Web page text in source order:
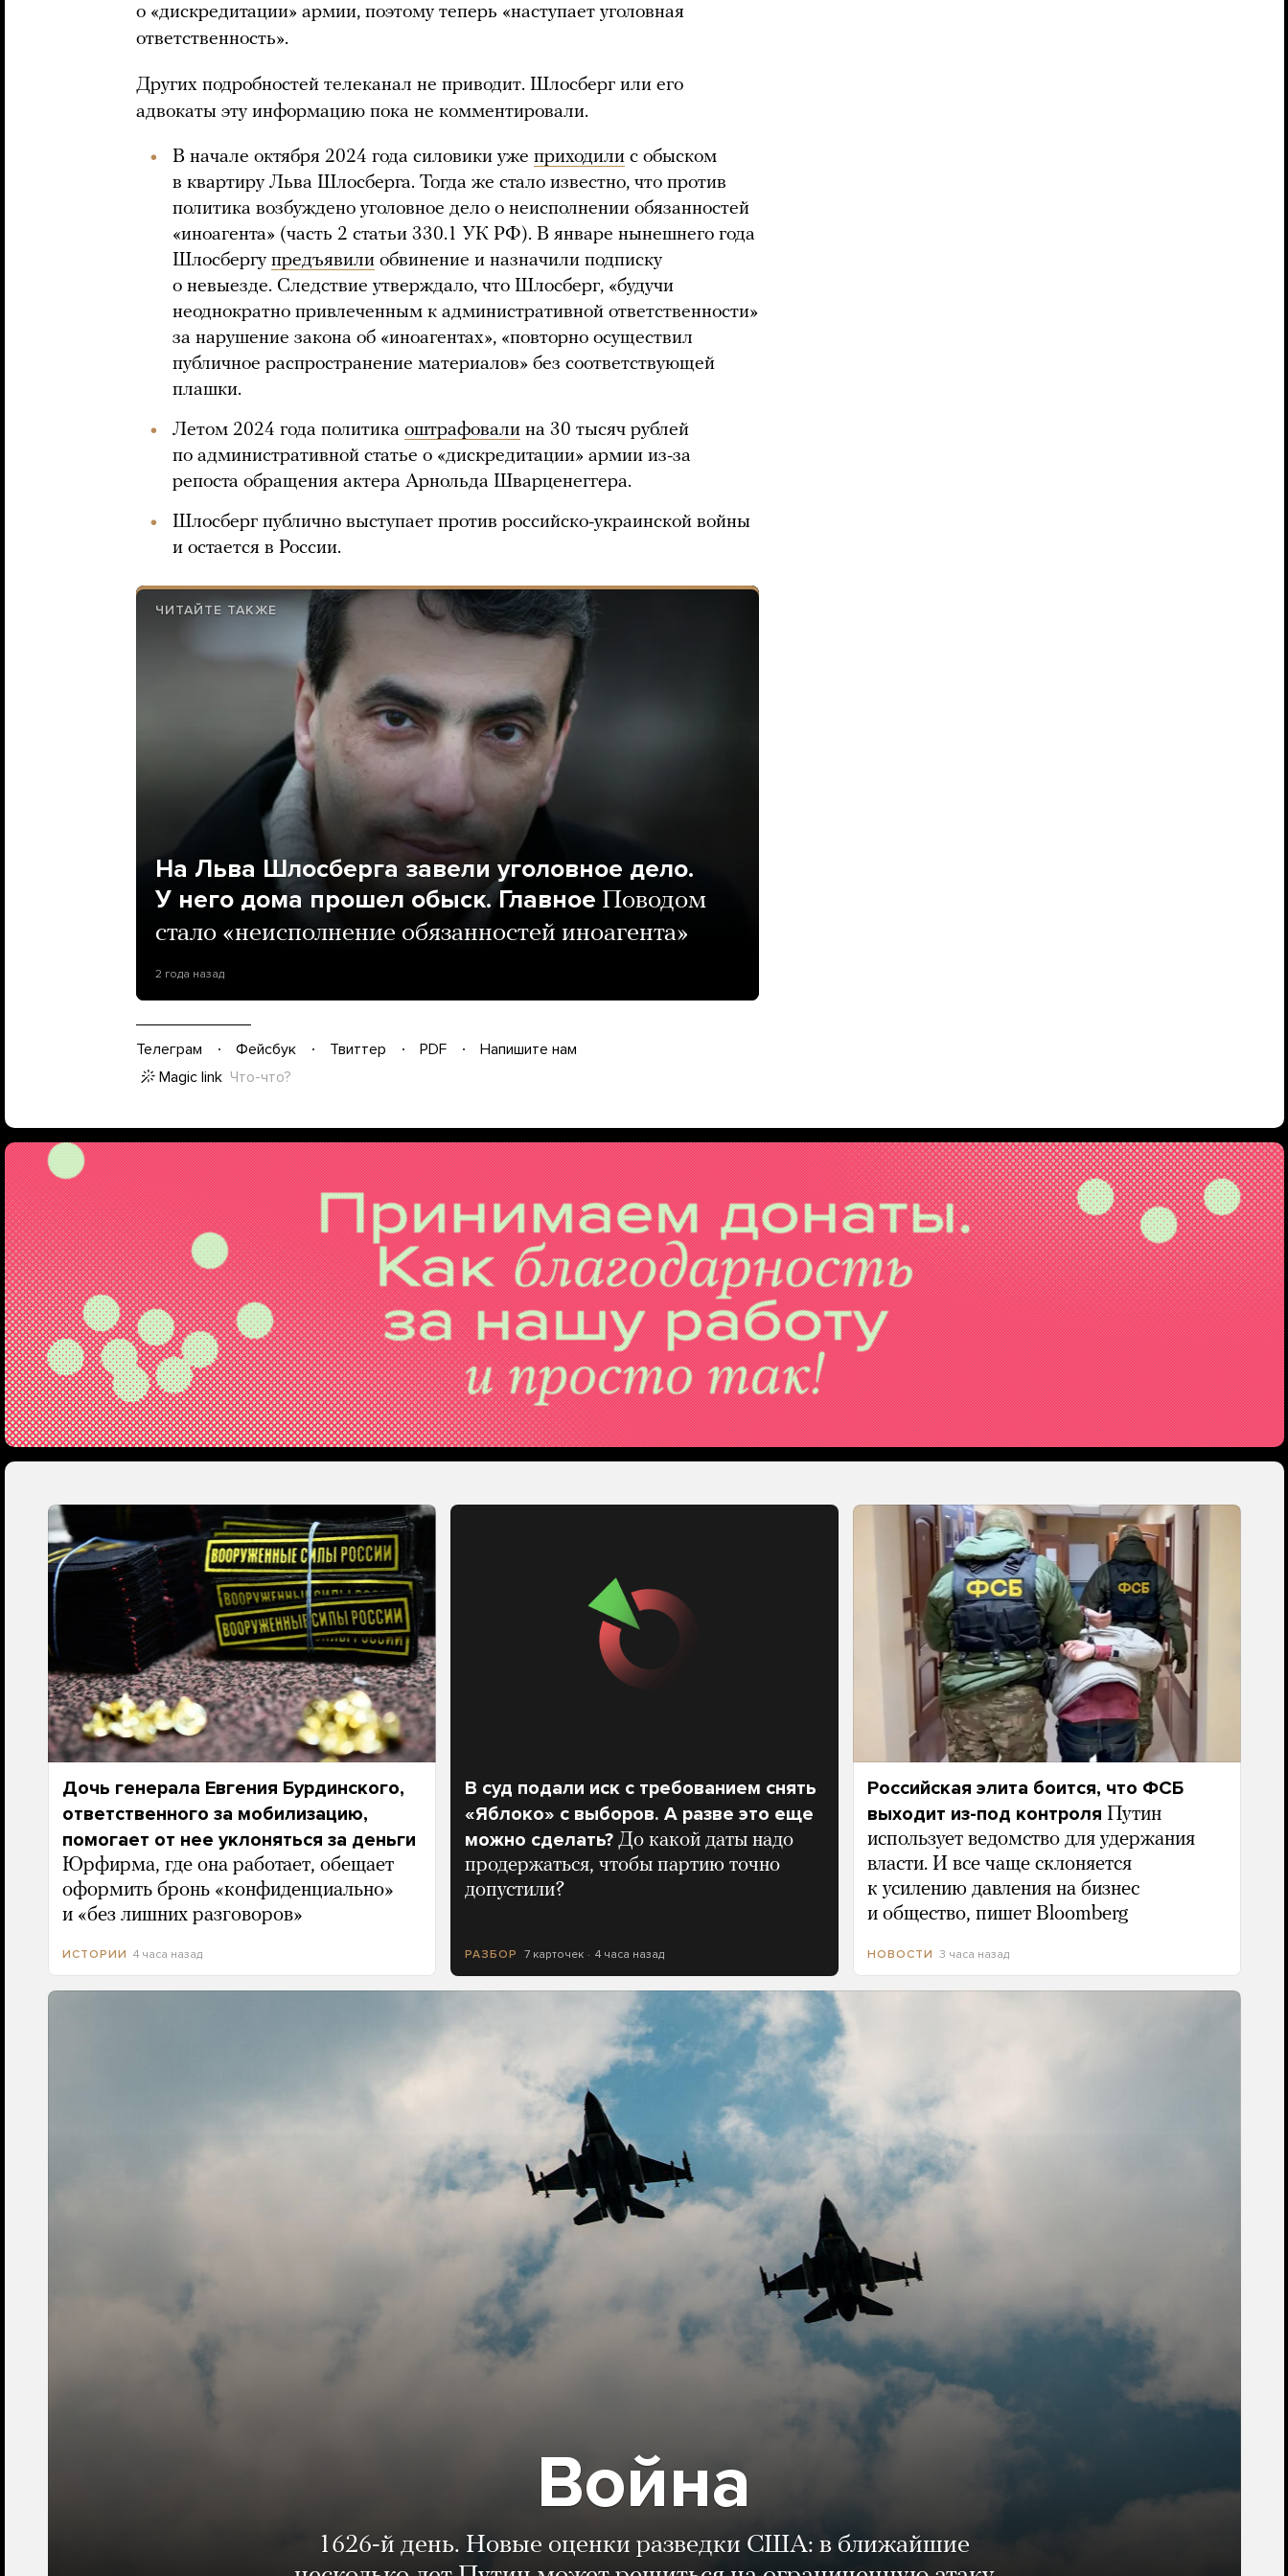
о «дискредитации» армии, поэтому теперь «наступает уголовная
ответственность».
Других подробностей телеканал не приводит. Шлосберг или его
адвокаты эту информацию пока не комментировали.
В начале октября 2024 года силовики уже приходили с обыском
в квартиру Льва Шлосберга. Тогда же стало известно, что против
политика возбуждено уголовное дело о неисполнении обязанностей
«иноагента» (часть 2 статьи 330.1 УК РФ). В январе нынешнего года
Шлосбергу предъявили обвинение и назначили подписку
о невыезде. Следствие утверждало, что Шлосберг, «будучи
неоднократно привлеченным к административной ответственности»
за нарушение закона об «иноагентах», «повторно осуществил
публичное распространение материалов» без соответствующей
плашки.
Летом 2024 года политика оштрафовали на 30 тысяч рублей
по административной статье о «дискредитации» армии из-за
репоста обращения актера Арнольда Шварценеггера.
Шлосберг публично выступает против российско-украинской войны
и остается в России.
ЧИТАЙТЕ ТАКЖЕ
На Льва Шлосберга завели уголовное дело.
У него дома прошел обыск. Главное Поводом
стало «неисполнение обязанностей иноагента»
2 года назад
Телеграм Фейсбук Твиттер PDF
Напишите нам
Magic link Что-что?
Дочь генерала Евгения Бурдинского,
ответственного за мобилизацию,
помогает от нее уклоняться за деньги
Юрфирма, где она работает, обещает
оформить бронь «конфиденциально»
и «без лишних разговоров»
ИСТОРИИ 4 часа назад
В суд подали иск с требованием снять
«Яблоко» с выборов. А разве это еще
можно сделать? До какой даты надо
продержаться, чтобы партию точно
допустили?
РАЗБОР 7 карточек 4 часа назад
Российская элита боится, что ФСБ
выходит из-под контроля Путин
использует ведомство для удержания
власти. И все чаще склоняется
к усилению давления на бизнес
и общество, пишет Bloomberg
НОВОСТИ 3 часа назад
Война
1626-й день. Новые оценки разведки США: в ближайшие